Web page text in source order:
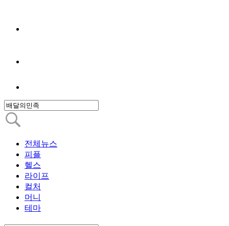
전체뉴스
피플
헬스
라이프
컬처
머니
테마